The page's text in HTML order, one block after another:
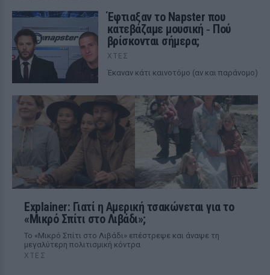
Έφτιαξαν το Napster που
κατεβάζαμε μουσική ‑ Πού
βρίσκονται σήμερα;
ΧΤΕΣ
Έκαναν κάτι καινοτόμο (αν και παράνομο)
Explainer: Γιατί η Αμερική τσακώνεται για το
«Μικρό Σπίτι στο Λιβάδι»;
Το «Μικρό Σπίτι στο Λιβάδι» επέστρεψε και άναψε τη
μεγαλύτερη πολιτισμική κόντρα
ΧΤΕΣ